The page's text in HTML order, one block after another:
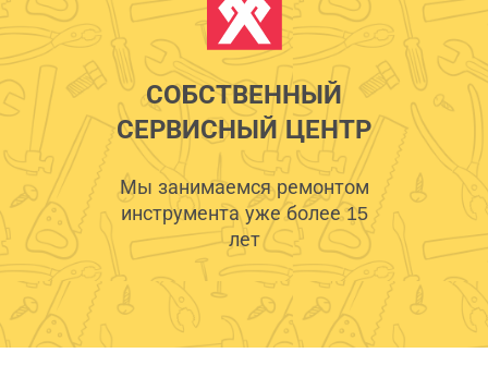
СОБСТВЕННЫЙ
СЕРВИСНЫЙ ЦЕНТР
Мы занимаемся ремонтом
инструмента уже более 15
лет